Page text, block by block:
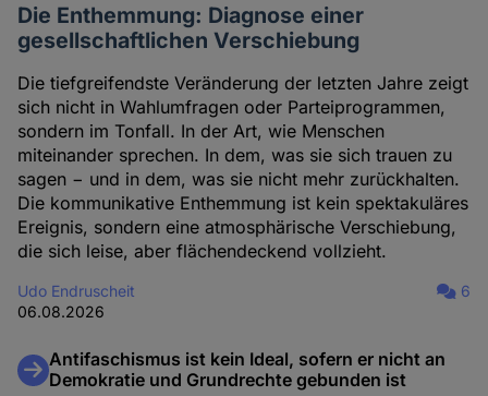
Die Enthemmung: Diagnose einer
gesellschaftlichen Verschiebung
Die tiefgreifendste Veränderung der letzten Jahre zeigt
sich nicht in Wahlumfragen oder Parteiprogrammen,
sondern im Tonfall. In der Art, wie Menschen
miteinander sprechen. In dem, was sie sich trauen zu
sagen − und in dem, was sie nicht mehr zurückhalten.
Die kommunikative Enthemmung ist kein spektakuläres
Ereignis, sondern eine atmosphärische Verschiebung,
die sich leise, aber flächendeckend vollzieht.
Udo Endruscheit
06.08.2026
6
Antifaschismus ist kein Ideal, sofern er nicht an
Demokratie und Grundrechte gebunden ist